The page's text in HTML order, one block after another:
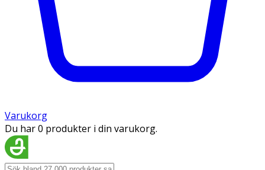
Varukorg
Du har 0 produkter i din varukorg.